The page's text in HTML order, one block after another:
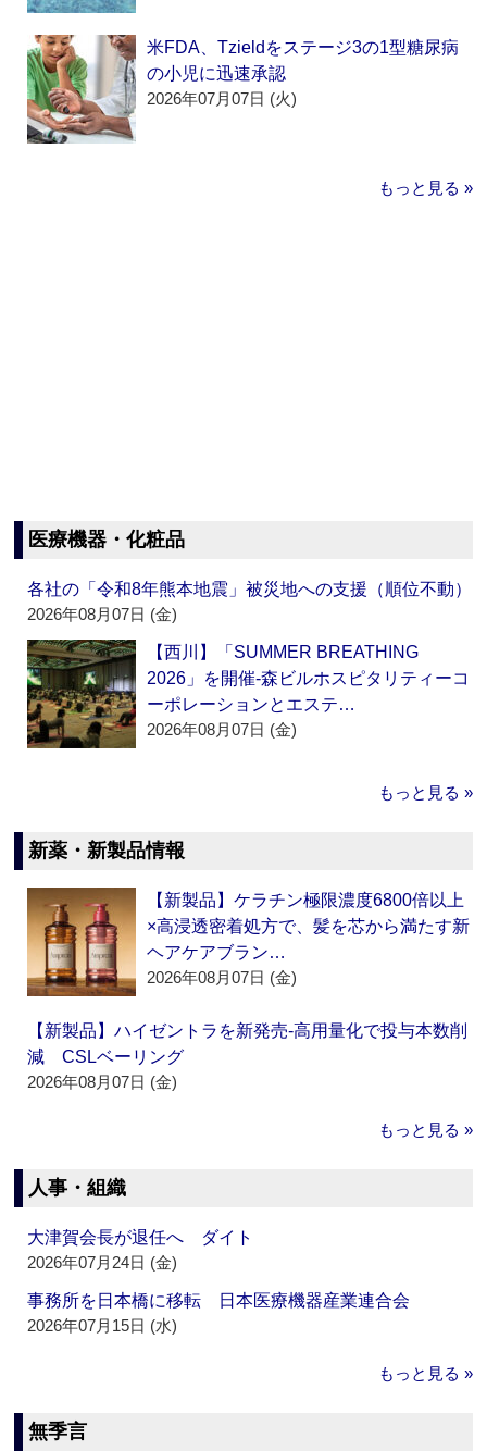
米FDA、Tzieldをステージ3の1型糖尿病
の小児に迅速承認
2026年07月07日 (火)
もっと見る »
医療機器・化粧品
各社の「令和8年熊本地震」被災地への支援（順位不動）
2026年08月07日 (金)
【西川】「SUMMER BREATHING
2026」を開催‐森ビルホスピタリティーコ
ーポレーションとエステ…
2026年08月07日 (金)
もっと見る »
新薬・新製品情報
【新製品】ケラチン極限濃度6800倍以上
×高浸透密着処方で、髪を芯から満たす新
ヘアケアブラン…
2026年08月07日 (金)
【新製品】ハイゼントラを新発売‐高用量化で投与本数削
減 CSLベーリング
2026年08月07日 (金)
もっと見る »
人事・組織
大津賀会長が退任へ ダイト
2026年07月24日 (金)
事務所を日本橋に移転 日本医療機器産業連合会
2026年07月15日 (水)
もっと見る »
無季言